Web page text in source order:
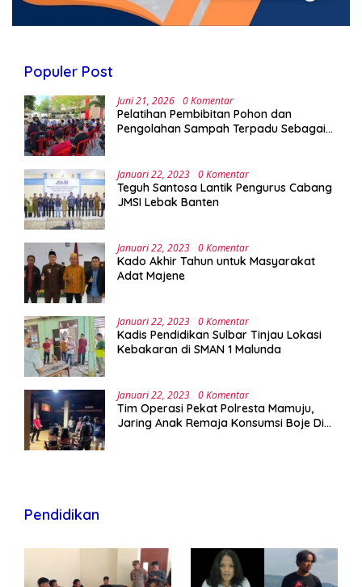
Populer Post
Juni 21, 2026 0 Komentar
Pelatihan Pembibitan Pohon dan
Pengolahan Sampah Terpadu Sebagai
Januari 22, 2023 0 Komentar
Teguh Santosa Lantik Pengurus Cabang
JMSI Lebak Banten
Januari 22, 2023 0 Komentar
Kado Akhir Tahun untuk Masyarakat
Adat Majene
Januari 22, 2023 0 Komentar
Kadis Pendidikan Sulbar Tinjau Lokasi
Kebakaran di SMAN 1 Malunda
Januari 22, 2023 0 Komentar
Tim Operasi Pekat Polresta Mamuju,
Jaring Anak Remaja Konsumsi Boje Di
Pendidikan